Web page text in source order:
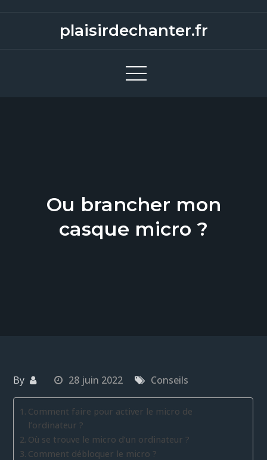
plaisirdechanter.fr
Ou brancher mon
casque micro ?
By 28 juin 2022 Conseils
Comment faire pour activer le micro de
l’ordinateur ?
Où se trouve le micro d’un ordinateur ?
Comment débloquer le micro ?